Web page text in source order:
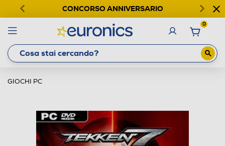
CONCORSO ANNIVERSARIO
0
GIOCHI PC